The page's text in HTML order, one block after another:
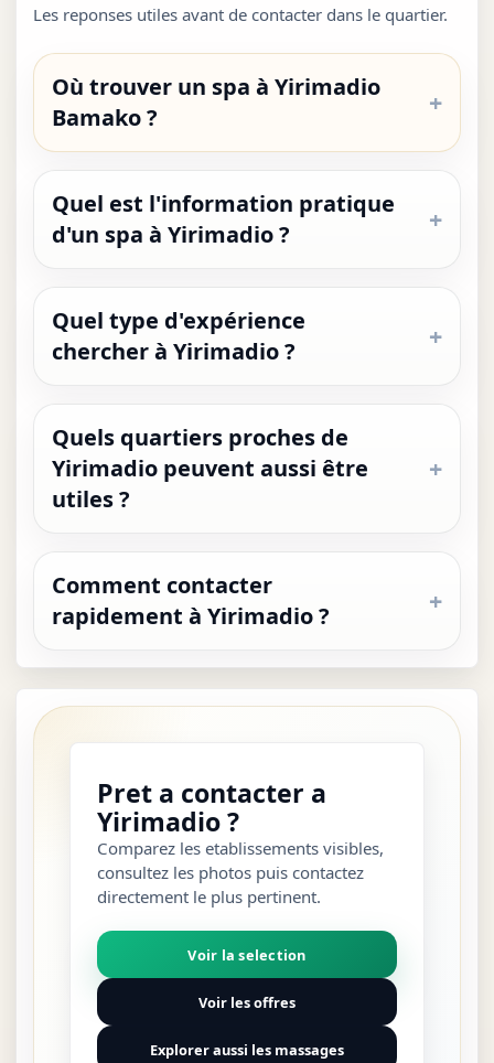
Les reponses utiles avant de contacter dans le quartier.
Où trouver un spa à Yirimadio
Bamako ?
Quel est l'information pratique
d'un spa à Yirimadio ?
Quel type d'expérience
chercher à Yirimadio ?
Quels quartiers proches de
Yirimadio peuvent aussi être
utiles ?
Comment contacter
rapidement à Yirimadio ?
Pret a contacter a
Yirimadio ?
Comparez les etablissements visibles,
consultez les photos puis contactez
directement le plus pertinent.
Voir la selection
Voir les offres
Explorer aussi les massages